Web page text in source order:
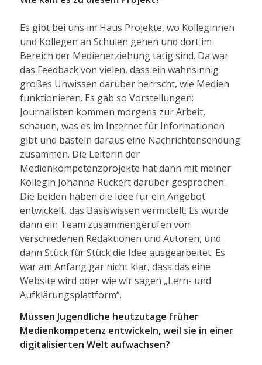
Es gibt bei uns im Haus Projekte, wo Kolleginnen
und Kollegen an Schulen gehen und dort im
Bereich der Medienerziehung tätig sind. Da war
das Feedback von vielen, dass ein wahnsinnig
großes Unwissen darüber herrscht, wie Medien
funktionieren. Es gab so Vorstellungen:
Journalisten kommen morgens zur Arbeit,
schauen, was es im Internet für Informationen
gibt und basteln daraus eine Nachrichtensendung
zusammen. Die Leiterin der
Medienkompetenzprojekte hat dann mit meiner
Kollegin Johanna Rückert darüber gesprochen.
Die beiden haben die Idee für ein Angebot
entwickelt, das Basiswissen vermittelt. Es wurde
dann ein Team zusammengerufen von
verschiedenen Redaktionen und Autoren, und
dann Stück für Stück die Idee ausgearbeitet. Es
war am Anfang gar nicht klar, dass das eine
Website wird oder wie wir sagen „Lern- und
Aufklärungsplattform“.
Müssen Jugendliche heutzutage früher
Medienkompetenz entwickeln, weil sie in einer
digitalisierten Welt aufwachsen?